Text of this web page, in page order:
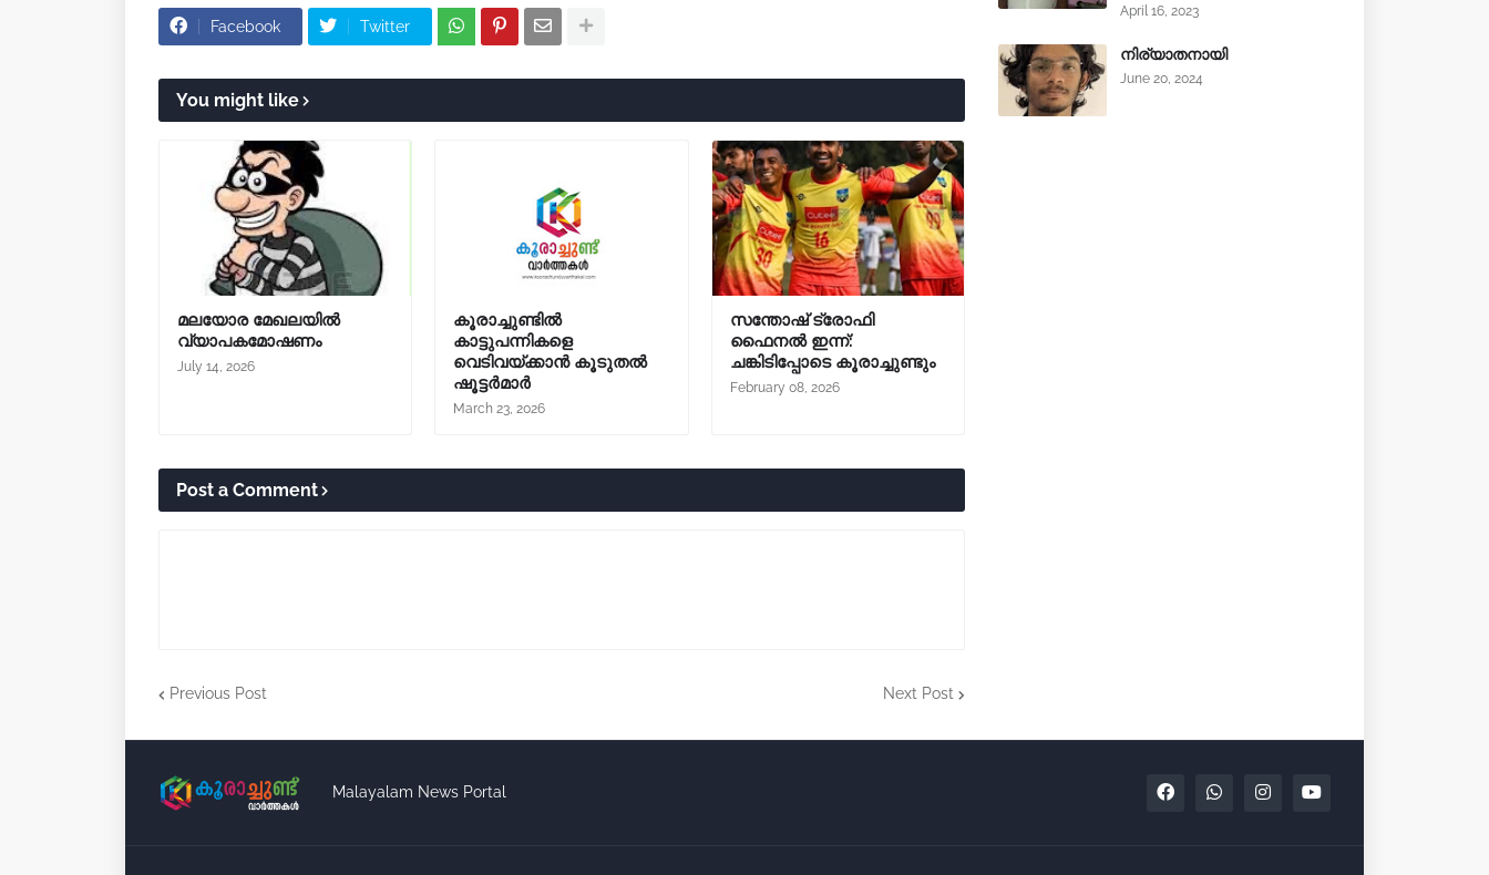
Facebook Twitter
You might like
മലയോര മേഖലയിൽ
വ്യാപകമോഷണം
July 14, 2026
കൂരാച്ചുണ്ടിൽ
കാട്ടുപന്നികളെ
വെടിവയ്ക്കാൻ കൂടുതൽ
ഷൂട്ടർമാർ
March 23, 2026
സന്തോഷ് ട്രോഫി
ഫൈനൽ ഇന്ന്:
ചങ്കിടിപ്പോടെ കൂരാച്ചുണ്ടും
February 08, 2026
Post a Comment
Previous Post Next Post
April 16, 2023
നിര്യാതനായി
June 20, 2024
Malayalam News Portal